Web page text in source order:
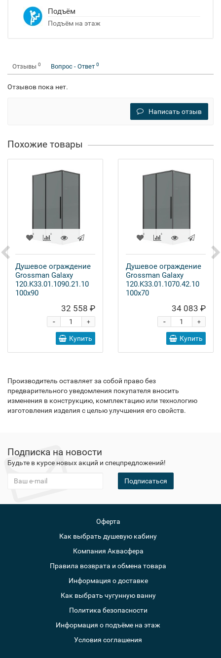
Подъём
Подъём на этаж
Отзывы 0 Вопрос - Ответ 0
Отзывов пока нет.
Написать отзыв
Похожие товары
Душевое ограждение
Grossman Galaxy
120.K33.01.1090.21.10
100x90
32 558 ₽
+
-
Купить
Душевое ограждение
Grossman Galaxy
120.K33.01.1070.42.10
100x70
34 083 ₽
+
-
Купить
Производитель оставляет за собой право без
предварительного уведомления покупателя вносить
изменения в конструкцию, комплектацию или технологию
изготовления изделия с целью улучшения его свойств.
Подписка на новости
Будьте в курсе новых акций и спецпредложений!
Подписаться
Оферта
Как выбрать душевую кабину
Компания Аквасфера
Правила возврата и обмена товара
Информация о доставке
Как выбрать чугунную ванну
Политика безопасности
Информация о подъёме на этаж
Условия соглашения